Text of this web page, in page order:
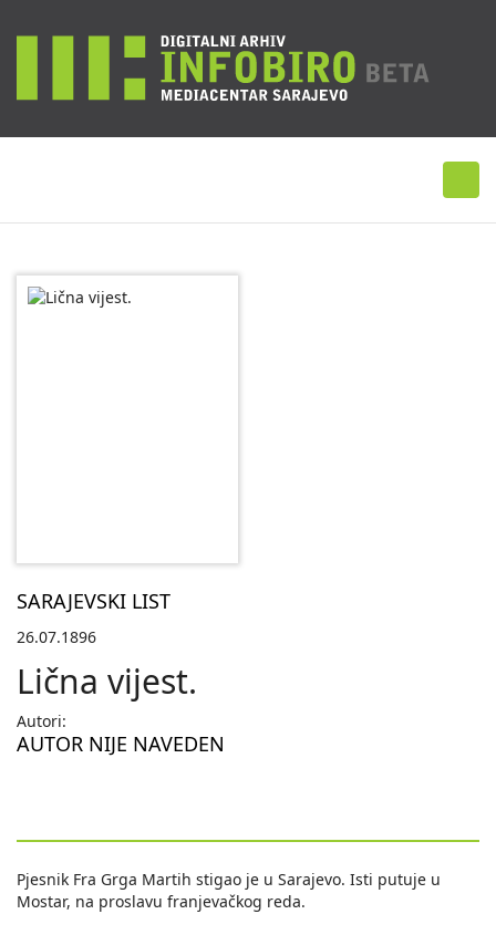
SARAJEVSKI LIST
26.07.1896
Lična vijest.
Autori:
AUTOR NIJE NAVEDEN
Pjesnik Fra Grga Martih stigao je u Sarajevo. Isti putuje u
Mostar, na proslavu franjevačkog reda.